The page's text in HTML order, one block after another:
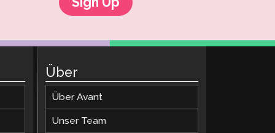
Über
Über Avant
Unser Team